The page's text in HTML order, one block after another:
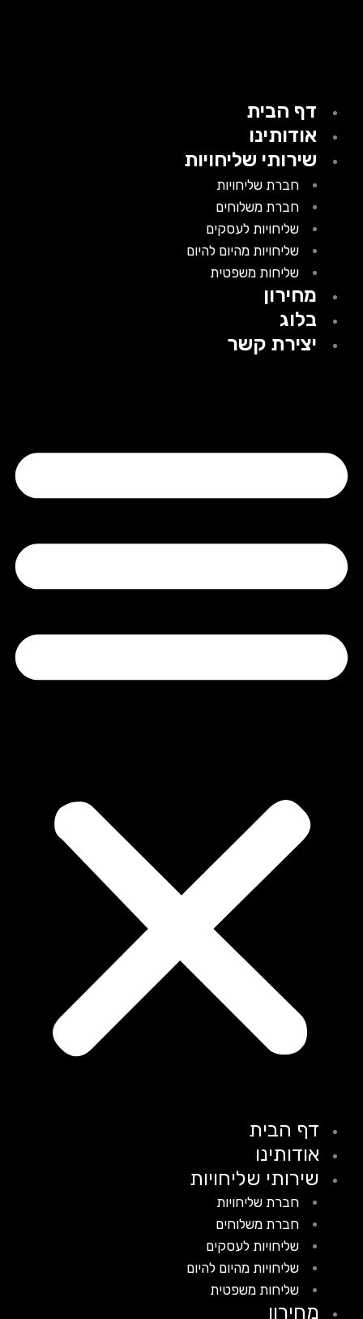
דף הבית
אודותינו
שירותי שליחויות
חברת שליחויות
חברת משלוחים
שליחויות לעסקים
שליחויות מהיום להיום
שליחות משפטית
מחירון
בלוג
יצירת קשר
דף הבית
אודותינו
שירותי שליחויות
חברת שליחויות
חברת משלוחים
שליחויות לעסקים
שליחויות מהיום להיום
שליחות משפטית
מחירון